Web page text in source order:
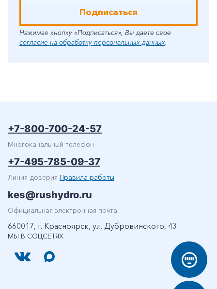
Подписаться
Нажимая кнопку «Подписаться», Вы даете свое
согласие на обработку персональных данных.
МЫ В СОЦСЕТЯХ
+7-800-700-24-57
Многоканальный телефон
+7-495-785-09-37
Линия доверия Правила работы
kes@rushydro.ru
Официальная электронная почта
660017, г. Красноярск, ул. Дубровинского, 43